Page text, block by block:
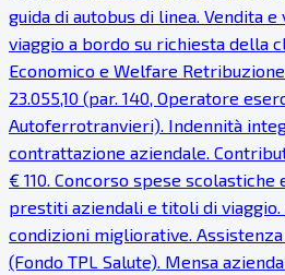
guida di autobus di linea. Vendita
viaggio a bordo su richiesta della
Economico e Welfare
23.055,10 (par. 140, Operatore
Autoferrotranvieri). Indennità
contrattazione aziendale.
€ 110. Concorso spese
prestiti aziendali e titoli di viaggio.
condizioni migliorative.
(Fondo TPL Salute). Mensa